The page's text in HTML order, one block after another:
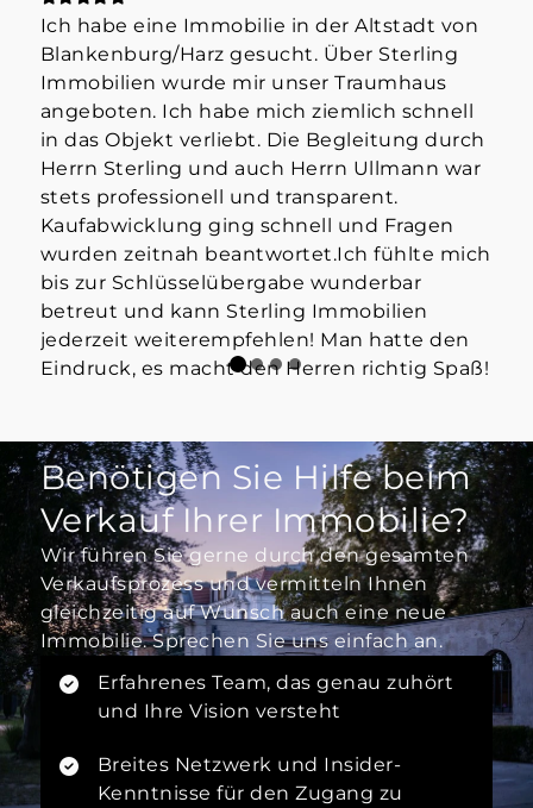
Ich habe eine Immobilie in der Altstadt von
Blankenburg/Harz gesucht. Über Sterling
Immobilien wurde mir unser Traumhaus
angeboten. Ich habe mich ziemlich schnell
in das Objekt verliebt. Die Begleitung durch
Herrn Sterling und auch Herrn Ullmann war
stets professionell und transparent.
Kaufabwicklung ging schnell und Fragen
wurden zeitnah beantwortet.Ich fühlte mich
bis zur Schlüsselübergabe wunderbar
betreut und kann Sterling Immobilien
jederzeit weiterempfehlen! Man hatte den
Eindruck, es macht den Herren richtig Spaß!
Benötigen Sie Hilfe beim
Verkauf Ihrer Immobilie?
Wir führen Sie gerne durch den gesamten
Verkaufsprozess und vermitteln Ihnen
gleichzeitig auf Wunsch auch eine neue
Immobilie. Sprechen Sie uns einfach an.
Erfahrenes Team, das genau zuhört
und Ihre Vision versteht
Breites Netzwerk und Insider-
Kenntnisse für den Zugang zu